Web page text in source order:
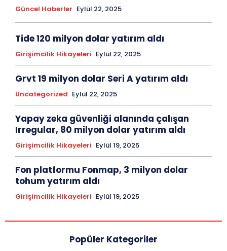
Güncel Haberler Eylül 22, 2025
Tide 120 milyon dolar yatırım aldı
Girişimcilik Hikayeleri Eylül 22, 2025
Grvt 19 milyon dolar Seri A yatırım aldı
Uncategorized Eylül 22, 2025
Yapay zeka güvenliği alanında çalışan
Irregular, 80 milyon dolar yatırım aldı
Girişimcilik Hikayeleri Eylül 19, 2025
Fon platformu Fonmap, 3 milyon dolar
tohum yatırım aldı
Girişimcilik Hikayeleri Eylül 19, 2025
Popüler Kategoriler